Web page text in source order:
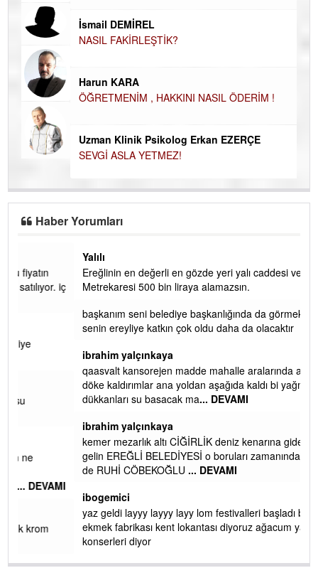
İsmail DEMİREL
NASIL FAKİRLEŞTİK?
Harun KARA
ÖĞRETMENİM , HAKKINI NASIL ÖDERİM !
Uzman Klinik Psikolog Erkan EZERÇE
SEVGİ ASLA YETMEZ!
Haber Yorumları
Ereğlinin en değerli en gözde yeri yalı caddesi ve çevresidir.
Metrekaresi 500 bin liraya alamazsın.
başkanım seni belediye başkanlığında da görmek isteriz
senin ereyliye katkın çok oldu daha da olacaktır
ibrahim yalçınkaya
qaasvalt kansorejen madde mahalle aralarında asvalt döke
döke kaldırımlar ana yoldan aşağıda kaldı bi yağmurda
dükkanları su basacak ma ... DEVAMI
ibrahim yalçınkaya
kemer mezarlık altı CİĞİRLİK deniz kenarına giden yola
gelin EREĞLİ BELEDİYESİ o boruları zamanında tüm ereğli
de RUHİ CÖBEKOĞLU... DEVAMI
yaz geldi layyy layyy layy lom festivalleri başladı biz halk
ekmek fabrikası kent lokantası diyoruz ağacum yaz
konserleri diyor